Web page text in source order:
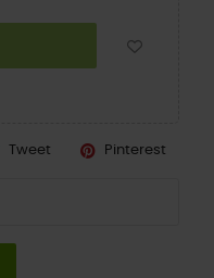
Tweet Pinterest